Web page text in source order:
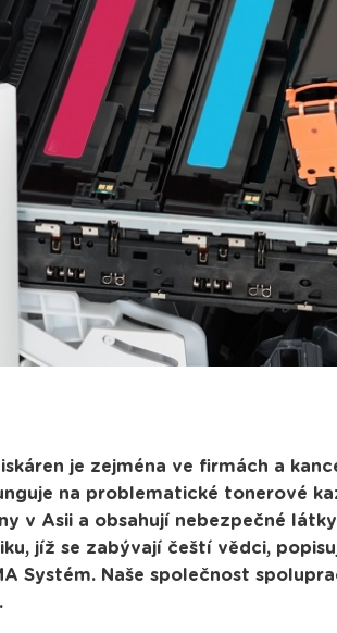
je zejména ve firmách a
na problematické tonerové
v Asii a obsahují nebezpečné
jíž se zabývají čeští vědci,
Systém. Naše společnost